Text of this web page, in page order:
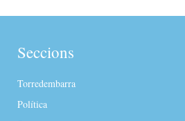
Seccions
Torredembarra
Política